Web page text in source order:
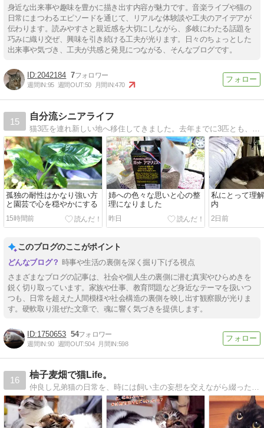
身近な出来事や趣味を豊かに描き出す内容が魅力です。音楽ライブや猫の
日常にまつわるエピソードを通じて、リアルな体験談や工夫のアイデアが
伝わります。読みやすさと親近感を大切にしながら、多岐にわたる話題を
巧みに織り交ぜ、興味を引き続ける工夫が光ります。日々のちょっとした
出来事や気づき、工夫が共感と発見につながる、そんなブログです。
2042184 7
週間IN:95 週間OUT:50 月間IN:470
15
自分流シニアライフ
孤独の耐性はかなり強い方
と園芸で心を穏やかにする
15時間前
姉への色々な思いと心の整
理になりました
昨日
私にとって理
内
2日前
このブログのここがポイント
時事や生活の裏側を深く掘り下げる視点
さまざまなブログの記事は、社会や個人生の裏側に潜む真実やひらめきを
鋭く切り取っています。家族や仕事、教育問題など身近なテーマを扱いつ
つも、日常を超えた人間模様や社会構造の裏側を映し出す観察眼が光りま
す。硬軟取り混ぜた文章で、魂に響く気づきを提供します。
1750653 54
週間IN:90 週間OUT:504 月間IN:598
16
柚子麦畑で猫Life。
仲良し兄弟猫の日常を、時には飼い主の妄想を交えながら綴った親ばか満載なブログです。